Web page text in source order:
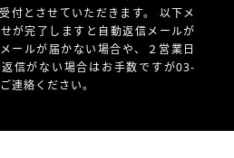
付とさせていただきます。 以下メ
が完了しますと自動返信メールが
ールが届かない場合や、
２営業日
信がない場合はお手数ですが03-
連絡ください。